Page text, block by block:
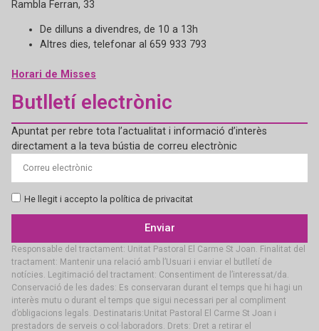
Rambla Ferran, 33
De dilluns a divendres, de 10 a 13h
Altres dies, telefonar al 659 933 793
Horari de Misses
Butlletí electrònic
Apuntat per rebre tota l’actualitat i informació d’interès
directament a la teva bústia de correu electrònic
He llegit i accepto la política de privacitat
Enviar
Responsable del tractament: Unitat Pastoral El Carme St Joan. Finalitat del
tractament: Mantenir una relació amb l’Usuari i enviar el butlletí de
notícies. Legitimació del tractament: Consentiment de l’interessat/da.
Conservació de les dades: Es conservaran durant el temps que hi hagi un
interès mutu o durant el temps que sigui necessari per al compliment
d’obligacions legals. Destinataris:Unitat Pastoral El Carme St Joan i
prestadors de serveis o col·laboradors. Drets: Dret a retirar el